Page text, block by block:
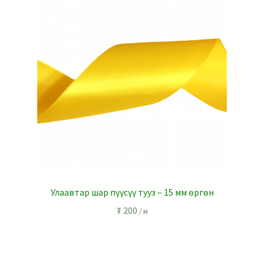
Улаавтар шар пүүсүү тууз – 15 мм өргөн
₮200 / м